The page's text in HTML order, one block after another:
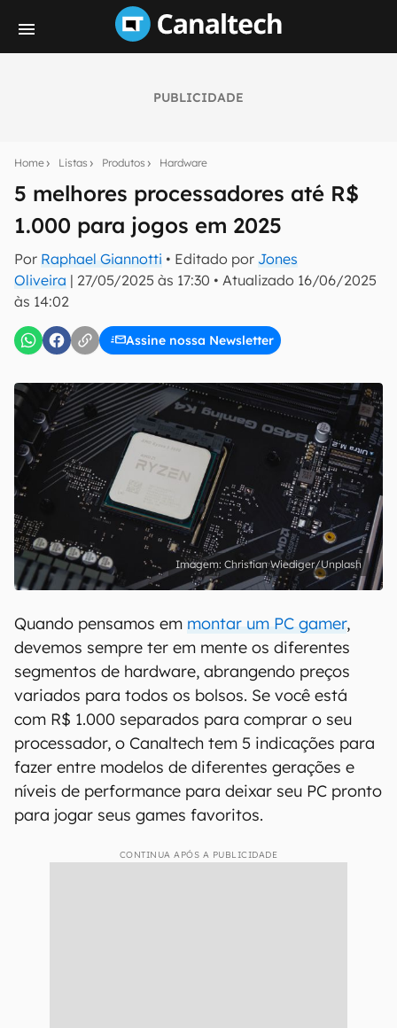
PUBLICIDADE
Home Listas Produtos Hardware
5 melhores processadores até R$
1.000 para jogos em 2025
Por Raphael Giannotti • Editado por Jones
Oliveira | 27/05/2025 às 17:30 • Atualizado 16/06/2025
às 14:02
Assine nossa Newsletter
notícias e reviews sobre tecnologia em primeira
mão.
E-mail
Confirmo que li, aceito e concordo com os
Christian Wiediger/Unplash
Quando pensamos em montar um PC gamer,
devemos sempre ter em mente os diferentes
segmentos de hardware, abrangendo preços
variados para todos os bolsos. Se você está
com R$ 1.000 separados para comprar o seu
processador, o Canaltech tem 5 indicações para
fazer entre modelos de diferentes gerações e
níveis de performance para deixar seu PC pronto
para jogar seus games favoritos.
CONTINUA APÓS A PUBLICIDADE